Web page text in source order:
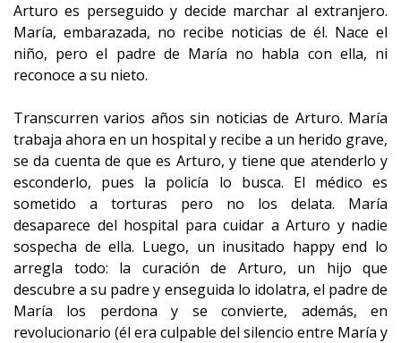
Arturo es perseguido y decide marchar al extranjero.
María, embarazada, no recibe noticias de él. Nace el
niño, pero el padre de María no habla con ella, ni
reconoce a su nieto.
Transcurren varios años sin noticias de Arturo. María
trabaja ahora en un hospital y recibe a un herido grave,
se da cuenta de que es Arturo, y tiene que atenderlo y
esconderlo, pues la policía lo busca. El médico es
sometido a torturas pero no los delata. María
desaparece del hospital para cuidar a Arturo y nadie
sospecha de ella. Luego, un inusitado happy end lo
arregla todo: la curación de Arturo, un hijo que
descubre a su padre y enseguida lo idolatra, el padre de
María los perdona y se convierte, además, en
revolucionario (él era culpable del silencio entre María y